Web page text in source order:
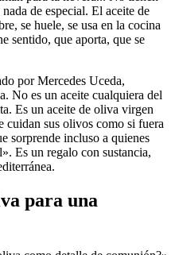
de especial. El aceite de
se huele, se usa en la cocina
sentido, que aporta, que se
por Mercedes Uceda,
No es un aceite cualquiera del
Es un aceite de oliva virgen
cuidan sus olivos como si fuera
sorprende incluso a quienes
Es un regalo con sustancia,
para una